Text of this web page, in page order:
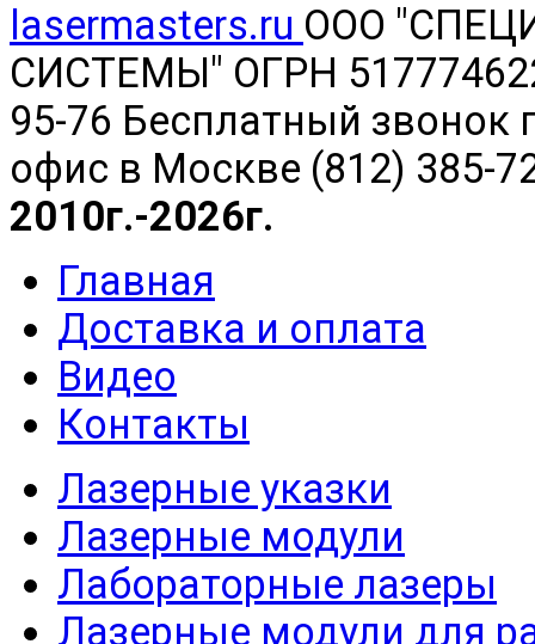
lasermasters.ru ООО "
СИСТЕМЫ" ОГРН
95-76 Бесплатный звонок
офис в Москве (812) 385-
2010г.-2026г.
Главная
Доставка и оплата
Видео
Контакты
Лазерные указки
Лазерные модули
Лабораторные лазеры
Лазерные модули для